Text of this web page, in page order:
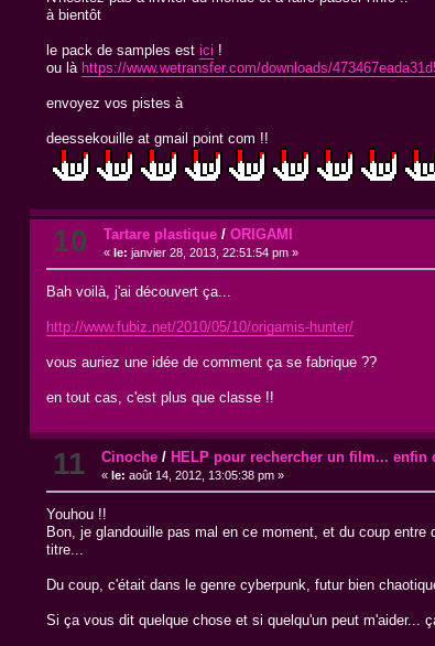
à bientôt
le pack de samples estici !
ou là https://www.wetransfer.com/downloads/
envoyez vos pistes à
deessekouille at gmail point com !!
10 Tartare plastique/ ORIGAMI
« le: janvier 28, 2013, 22:51:54 pm »
Bah voilà, j'ai découvert ça...
http://www.fubiz.net/2010/05/10/origamis-hunter/
vous auriez une idée de comment ça se fabrique ??
en tout cas, c'est plus que classe !!
11 Cinoche / HELP pour rechercher un film... enfin
« le: août 14, 2012, 13:05:38 pm »
Youhou !!
Bon, je glandouille pas mal en ce moment, et du coup
titre...
Du coup, c'était dans le genre cyberpunk, futur bien
Si ça vous dit quelque chose et si quelqu'un peut m'aider...